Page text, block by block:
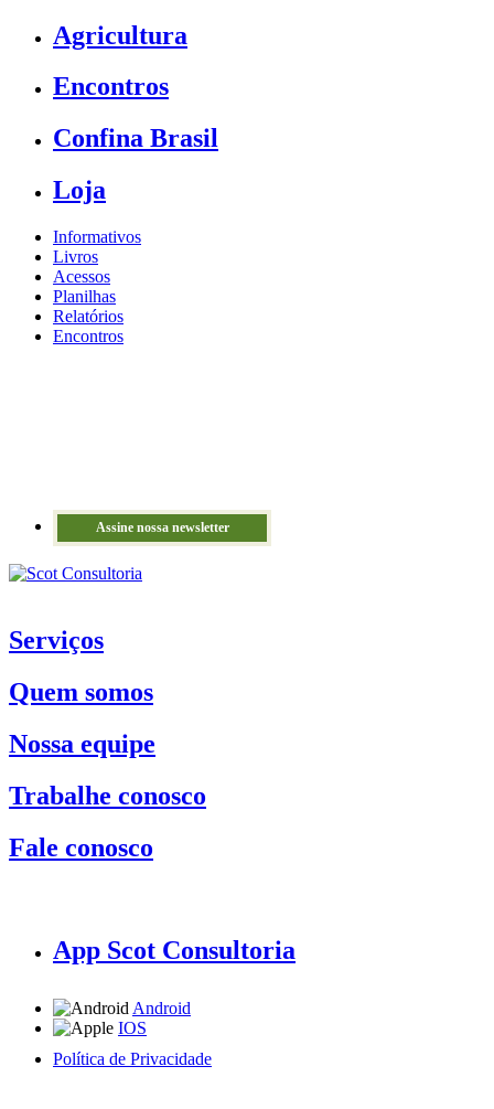
Agricultura
Encontros
Confina Brasil
Loja
Informativos
Livros
Acessos
Planilhas
Relatórios
Encontros
Assine nossa newsletter
Serviços
Quem somos
Nossa equipe
Trabalhe conosco
Fale conosco
App Scot Consultoria
Android
IOS
Política de Privacidade